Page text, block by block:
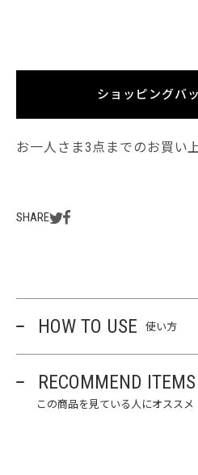
ショッピングバ
お一人さま3点までのお買い
SHARE
HOW TO USE 使い方
RECOMMEND ITEMS
この商品を見ている人にオススメ